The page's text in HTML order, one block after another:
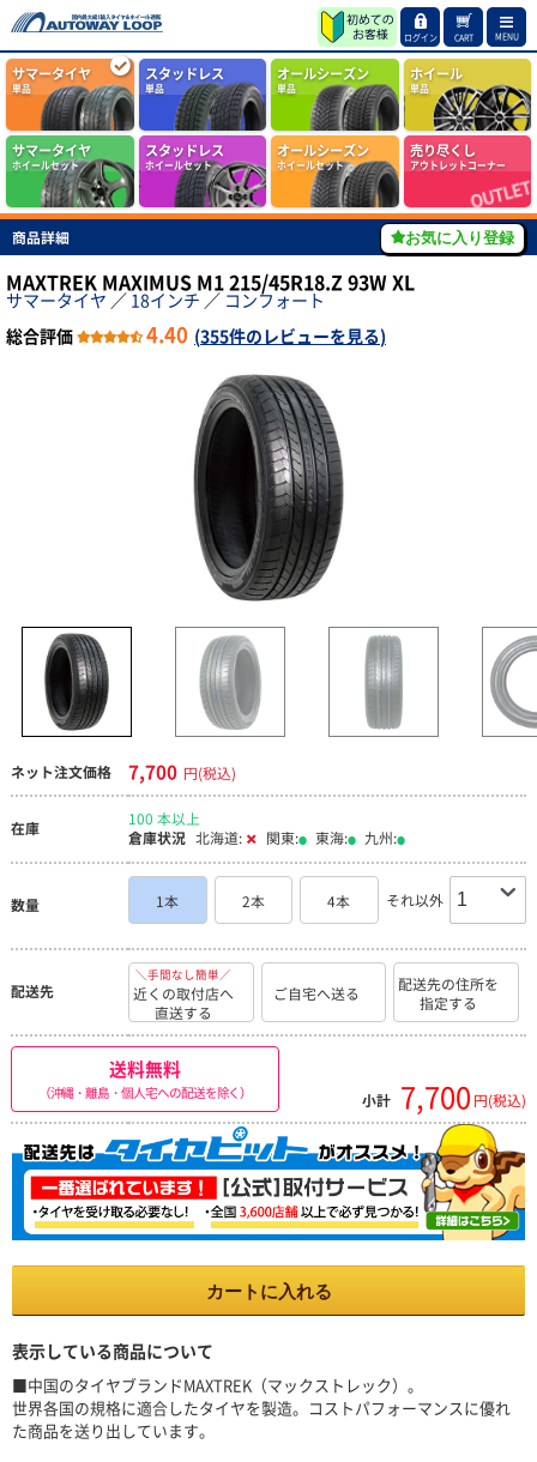
ログイン CART MENU
サマータイヤ
単品
スタッドレス
単品
オールシーズン
単品
ホイール
単品
サマータイヤ
ホイールセット
スタッドレス
ホイールセット
オールシーズン
ホイールセット
売り尽くし
アウトレットコーナー
商品詳細 お気に入り登録
MAXTREK MAXIMUS M1 215/45R18.Z 93W XL
サマータイヤ ／ 18インチ ／ コンフォート
総合評価
4.40 (355件のレビューを見る)
ネット注文価格 7,700 円(税込)
在庫
100 本以上
倉庫状況 北海道: 関東: 東海: 九州:
数量 1本 2本 4本 それ以外
配送先
＼手間なし簡単／
近くの取付店へ
直送する
ご自宅へ送る
配送先の住所を
指定する
送料無料
（沖縄・離島・個人宅への配送を除く） 小計 7,700 円(税込)
カートに入れる
表示している商品について
■中国のタイヤブランドMAXTREK（マックストレック）。
世界各国の規格に適合したタイヤを製造。コストパフォーマンスに優れ
た商品を送り出しています。